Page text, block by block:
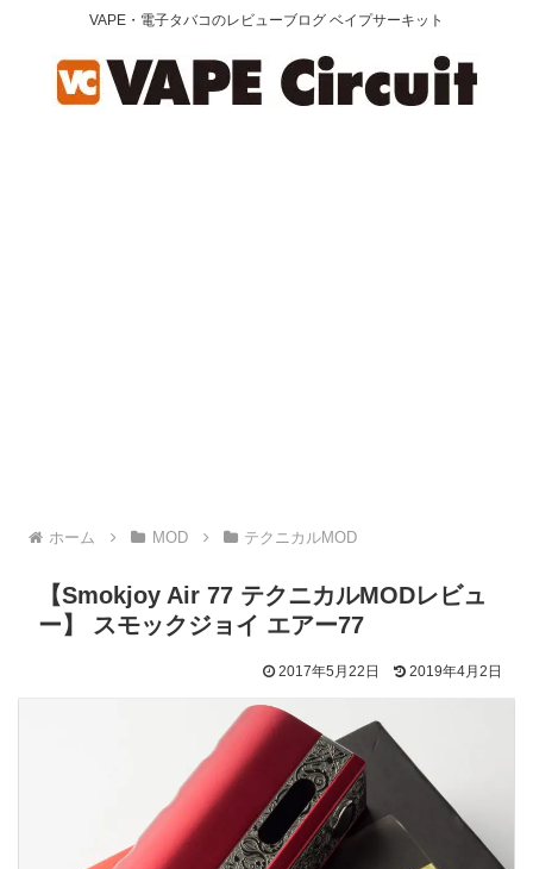
VAPE・電子タバコのレビューブログ ベイプサーキット
ホーム MOD テクニカルMOD
【Smokjoy Air 77 テクニカルMODレビュ
ー】 スモックジョイ エアー77
2017年5月22日 2019年4月2日